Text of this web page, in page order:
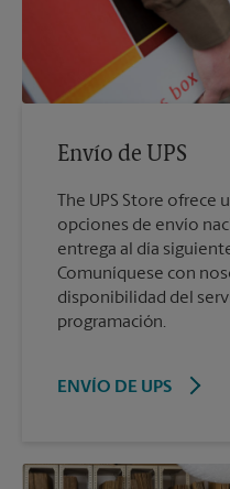
Envío de UPS
The UPS Store
opciones de envío
entrega al día
Comuníquese con
disponibilidad del
programación.
ENVÍO DE UPS